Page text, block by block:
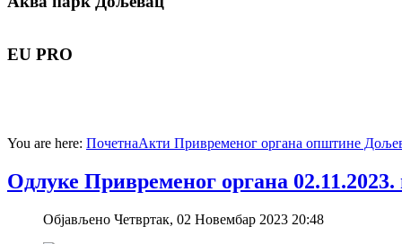
EU PRO
You are here: ПочетнаАкти Привременог органа општине
Одлуке Привременог органа 02.11.2023.
Објављено Четвртак, 02 Новембар 2023 20:48